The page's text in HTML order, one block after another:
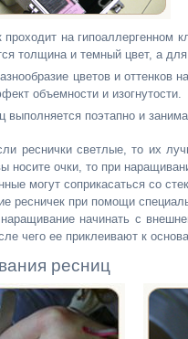
проходит на
толщина и темный цвет, а
цветов и
объемности и изогнутости.
выполняется поэтапно и
реснички светлые, то их
носите очки, то при
могут соприкасаться со
ресничек при помощи
начинать с
чего ее приклеивают к
ресниц